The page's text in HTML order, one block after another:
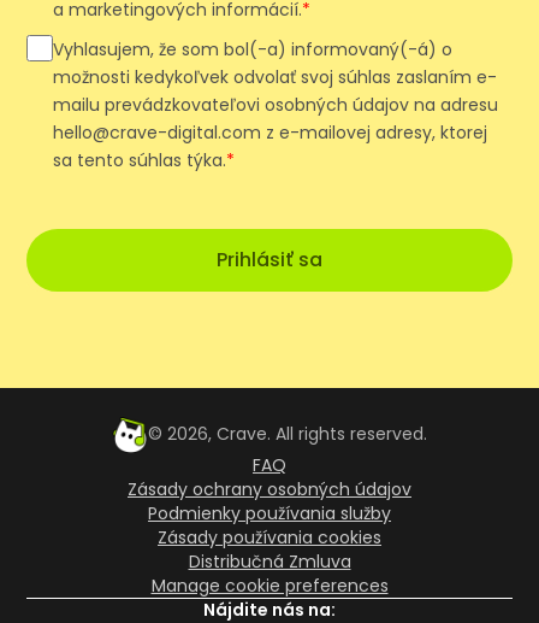
a marketingových informácií.*
Vyhlasujem, že som bol(-a) informovaný(-á) o
možnosti kedykoľvek odvolať svoj súhlas zaslaním e-
mailu prevádzkovateľovi osobných údajov na adresu
hello@crave-digital.com z e-mailovej adresy, ktorej
sa tento súhlas týka.*
Prihlásiť sa
© 2026, Crave. All rights reserved.
FAQ
Zásady ochrany osobných údajov
Podmienky používania služby
Zásady používania cookies
Distribučná Zmluva
Manage cookie preferences
Nájdite nás na: